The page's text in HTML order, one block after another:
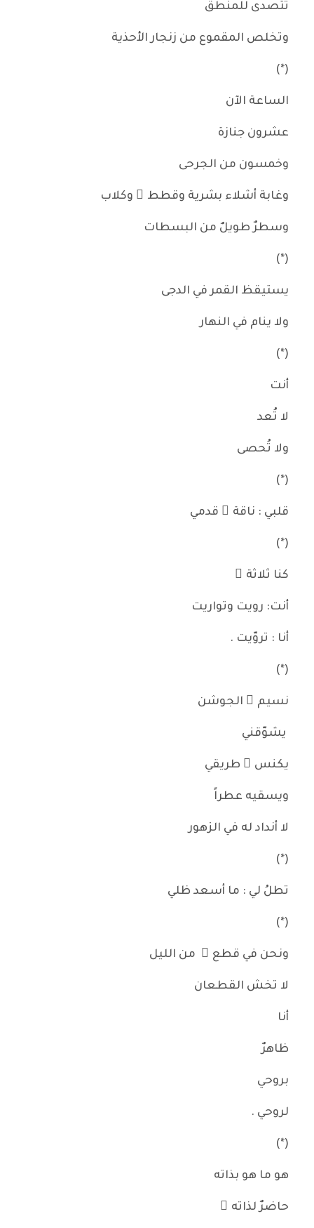
تتصدى للمنطق
وتخلص المقموع من زنجار الأحذية
(*)
الساعة الآن
عشرون جنازة
وخمسون من الجرحى
وغابة أشلاء بشرية وقطط ٌ وكلاب
وسطرٌ طويلٌ من البسطات
(*)
يستيقظ القمر في الدجى
ولا ينام في النهار
(*)
أنت
لا تُعد
ولا تُحصى
(*)
قلبي : ناقة ُ قدمي
(*)
كنا ثلاثة ً
أنت: رويت وتواريت
أنا : تروّيت .
(*)
نسيم ُ الجوشن
يشوّقني
يكنس ُ طريقي
ويسقيه عطراً
لا أنداد له في الزهور
(*)
تطلُ لي : ما أسعد ظلي
(*)
ونحن في قطع ٍ من الليل
لا تخش القطعان
أنا
ظاهرٌ
بروحي
لروحي .
(*)
هو ما هو بذاته
حاضرٌ لذاته ِ